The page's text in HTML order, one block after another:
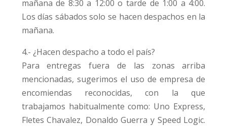
mañana de 8:30 a 12:00 o tarde de 1:00 a 4:00.
Los días sábados solo se hacen despachos en la
mañana.
4.- ¿Hacen despacho a todo el país?
Para entregas fuera de las zonas arriba
mencionadas, sugerimos el uso de empresa de
encomiendas reconocidas, con la que
trabajamos habitualmente como: Uno Express,
Fletes Chavalez, Donaldo Guerra y Speed Logic.